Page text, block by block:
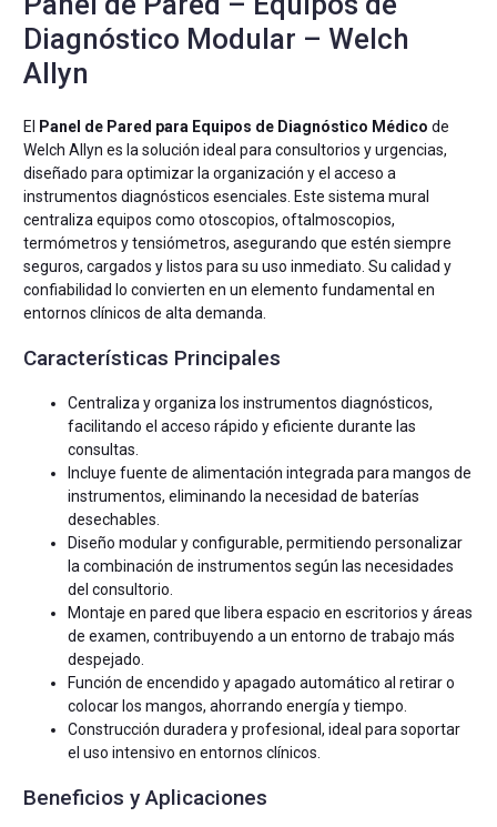
Diagnóstico Modular – Welch
Allyn
El Panel de Pared para Equipos de Diagnóstico Médico de
Welch Allyn es la solución ideal para consultorios y urgencias,
diseñado para optimizar la organización y el acceso a
instrumentos diagnósticos esenciales. Este sistema mural
centraliza equipos como otoscopios, oftalmoscopios,
termómetros y tensiómetros, asegurando que estén siempre
seguros, cargados y listos para su uso inmediato. Su calidad y
confiabilidad lo convierten en un elemento fundamental en
entornos clínicos de alta demanda.
Características Principales
Centraliza y organiza los instrumentos diagnósticos,
facilitando el acceso rápido y eficiente durante las
consultas.
Incluye fuente de alimentación integrada para mangos de
instrumentos, eliminando la necesidad de baterías
desechables.
Diseño modular y configurable, permitiendo personalizar
la combinación de instrumentos según las necesidades
del consultorio.
Montaje en pared que libera espacio en escritorios y áreas
de examen, contribuyendo a un entorno de trabajo más
despejado.
Función de encendido y apagado automático al retirar o
colocar los mangos, ahorrando energía y tiempo.
Construcción duradera y profesional, ideal para soportar
el uso intensivo en entornos clínicos.
Beneficios y Aplicaciones